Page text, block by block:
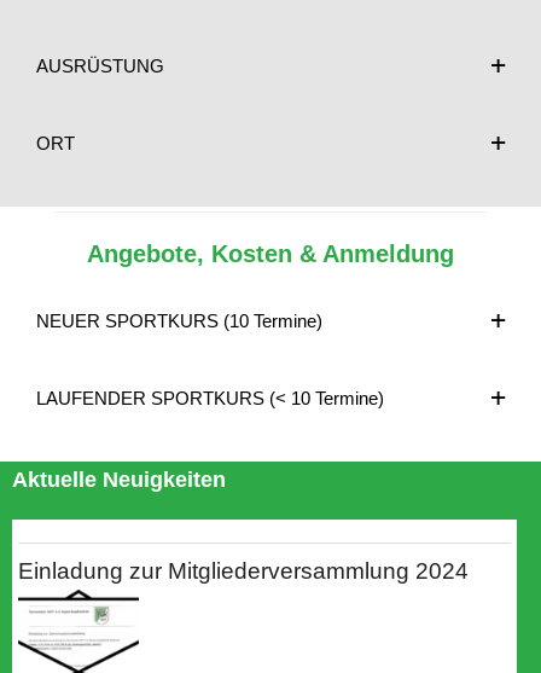
AUSRÜSTUNG
ORT
Angebote, Kosten & Anmeldung
NEUER SPORTKURS (10 Termine)
LAUFENDER SPORTKURS (< 10 Termine)
Aktuelle Neuigkeiten
Einladung zur Mitgliederversammlung 2024